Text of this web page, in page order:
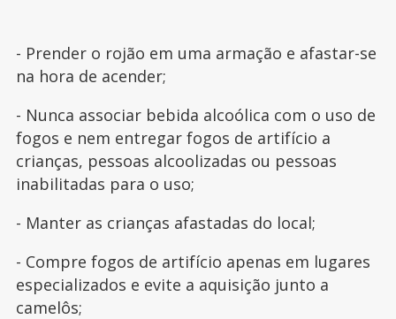
- Prender o rojão em uma armação e afastar-se
na hora de acender;
- Nunca associar bebida alcoólica com o uso de
fogos e nem entregar fogos de artifício a
crianças, pessoas alcoolizadas ou pessoas
inabilitadas para o uso;
- Manter as crianças afastadas do local;
- Compre fogos de artifício apenas em lugares
especializados e evite a aquisição junto a
camelôs;